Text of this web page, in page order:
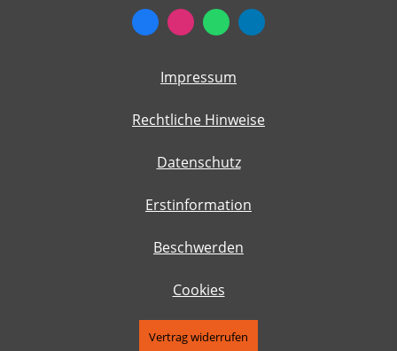
Impressum
Rechtliche Hinweise
Datenschutz
Erstinformation
Beschwerden
Cookies
Vertrag widerrufen